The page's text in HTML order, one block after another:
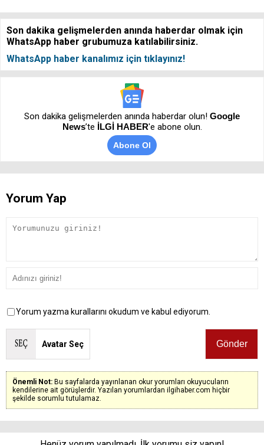
Son dakika gelişmelerden anında haberdar olmak için
WhatsApp haber grubumuza katılabilirsiniz.
WhatsApp haber kanalımız için tıklayınız!
Son dakika gelişmelerden anında haberdar olun! Google
News’te İLGİ HABER'e abone olun.
Abone Ol
Yorum Yap
Yorum yazma kurallarını okudum ve kabul ediyorum.
Avatar Seç
Önemli Not: Bu sayfalarda yayınlanan okur yorumları okuyucuların
kendilerine ait görüşlerdir. Yazılan yorumlardan ilgihaber.com hiçbir
şekilde sorumlu tutulamaz.